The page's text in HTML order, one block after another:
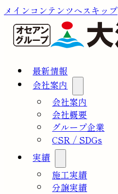
メインコンテンツへスキップ
最新情報
会社案内
会社案内
会社概要
グループ企業
CSR / SDGs
実績
施工実績
分譲実績